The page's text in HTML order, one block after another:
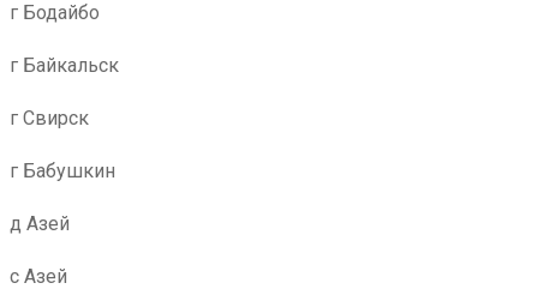
г Бодайбо
г Байкальск
г Свирск
г Бабушкин
д Азей
с Азей